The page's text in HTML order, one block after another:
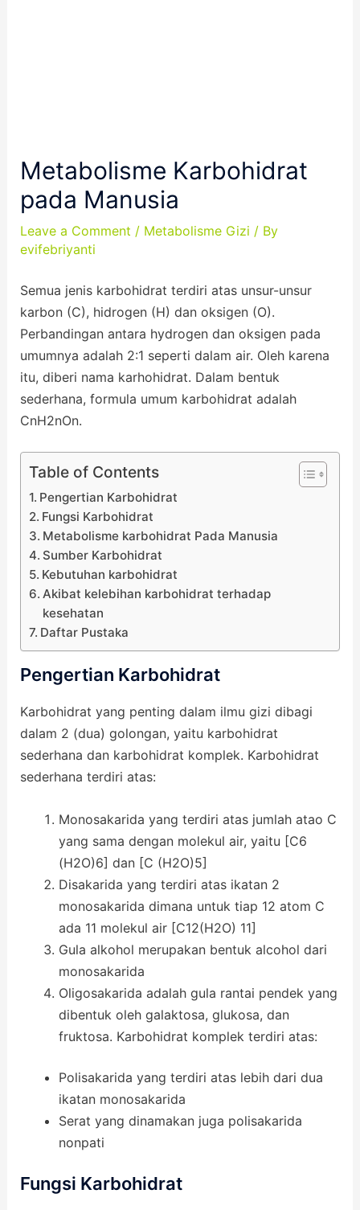
Metabolisme Karbohidrat
pada Manusia
Leave a Comment / Metabolisme Gizi / By
evifebriyanti
Semua jenis karbohidrat terdiri atas unsur-unsur
karbon (C), hidrogen (H) dan oksigen (O).
Perbandingan antara hydrogen dan oksigen pada
umumnya adalah 2:1 seperti dalam air. Oleh karena
itu, diberi nama karhohidrat. Dalam bentuk
sederhana, formula umum karbohidrat adalah
CnH2nOn.
Table of Contents
Pengertian Karbohidrat
Fungsi Karbohidrat
Metabolisme karbohidrat Pada Manusia
Sumber Karbohidrat
Kebutuhan karbohidrat
Akibat kelebihan karbohidrat terhadap
kesehatan
Daftar Pustaka
Pengertian Karbohidrat
Karbohidrat yang penting dalam ilmu gizi dibagi
dalam 2 (dua) golongan, yaitu karbohidrat
sederhana dan karbohidrat komplek. Karbohidrat
sederhana terdiri atas:
Monosakarida yang terdiri atas jumlah atao C
yang sama dengan molekul air, yaitu [C6
(H2O)6] dan [C (H2O)5]
Disakarida yang terdiri atas ikatan 2
monosakarida dimana untuk tiap 12 atom C
ada 11 molekul air [C12(H2O) 11]
Gula alkohol merupakan bentuk alcohol dari
monosakarida
Oligosakarida adalah gula rantai pendek yang
dibentuk oleh galaktosa, glukosa, dan
fruktosa. Karbohidrat komplek terdiri atas:
Polisakarida yang terdiri atas lebih dari dua
ikatan monosakarida
Serat yang dinamakan juga polisakarida
nonpati
Fungsi Karbohidrat